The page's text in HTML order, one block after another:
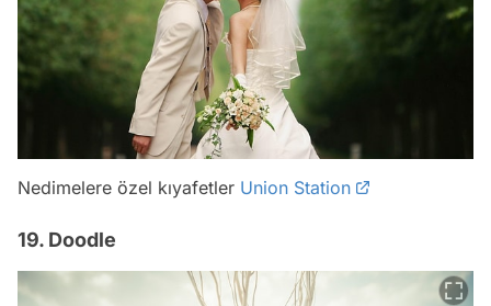
Nedimelere özel kıyafetler Union Station
19. Doodle